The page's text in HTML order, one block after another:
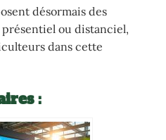
désormais des
ou distanciel,
dans cette
: